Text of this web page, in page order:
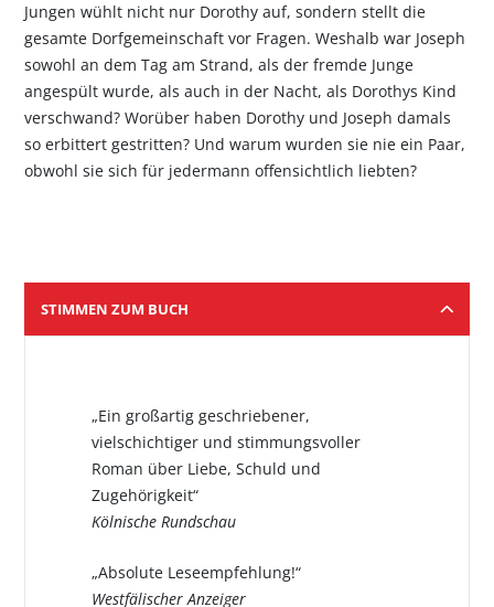
Jungen wühlt nicht nur Dorothy auf, sondern stellt die
gesamte Dorfgemeinschaft vor Fragen. Weshalb war Joseph
sowohl an dem Tag am Strand, als der fremde Junge
angespült wurde, als auch in der Nacht, als Dorothys Kind
verschwand? Worüber haben Dorothy und Joseph damals
so erbittert gestritten? Und warum wurden sie nie ein Paar,
obwohl sie sich für jedermann offensichtlich liebten?
STIMMEN ZUM BUCH
„Ein großartig geschriebener,
vielschichtiger und stimmungsvoller
Roman über Liebe, Schuld und
Zugehörigkeit“
Kölnische Rundschau
„Absolute Leseempfehlung!“
Westfälischer Anzeiger